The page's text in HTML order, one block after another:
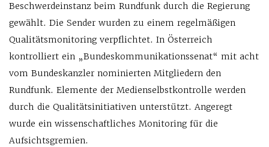
Beschwerdeinstanz beim Rundfunk durch die Regierung
gewählt. Die Sender wurden zu einem regelmäßigen
Qualitätsmonitoring verpflichtet. In Österreich
kontrolliert ein „Bundeskommunikationssenat“ mit acht
vom Bundeskanzler nominierten Mitgliedern den
Rundfunk. Elemente der Medienselbstkontrolle werden
durch die Qualitätsinitiativen unterstützt. Angeregt
wurde ein wissenschaftliches Monitoring für die
Aufsichtsgremien.